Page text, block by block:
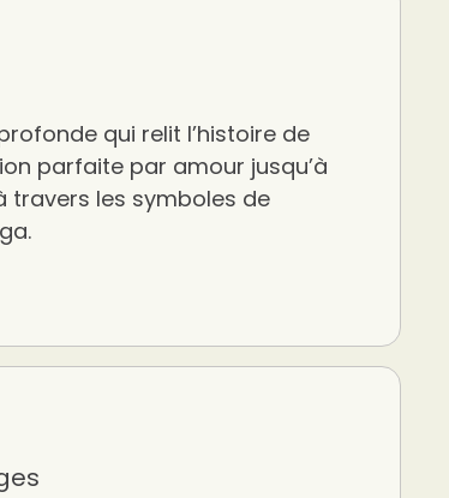
qui relit l’histoire de
parfaite par amour jusqu’à
travers les symboles de